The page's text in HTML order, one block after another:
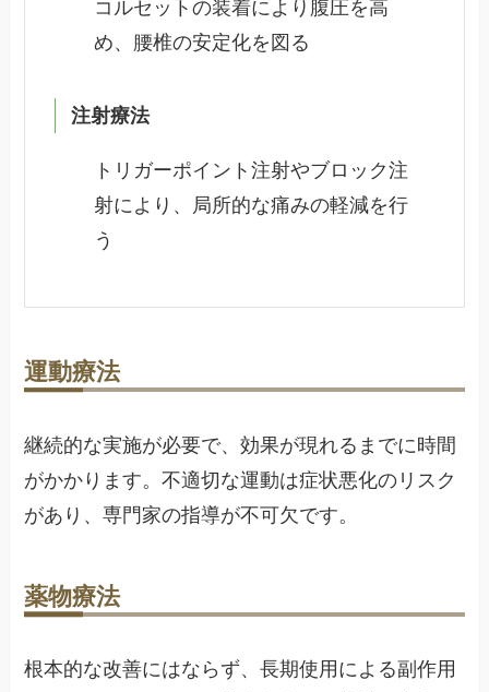
コルセットの装着により腹圧を高
め、腰椎の安定化を図る
注射療法
トリガーポイント注射やブロック注
射により、局所的な痛みの軽減を行
う
運動療法
継続的な実施が必要で、効果が現れるまでに時間
がかかります。不適切な運動は症状悪化のリスク
があり、専門家の指導が不可欠です。
薬物療法
根本的な改善にはならず、長期使用による副作用